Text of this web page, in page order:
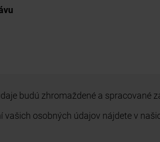
budú zhromaždené a spracované
vašich osobných údajov nájdete v